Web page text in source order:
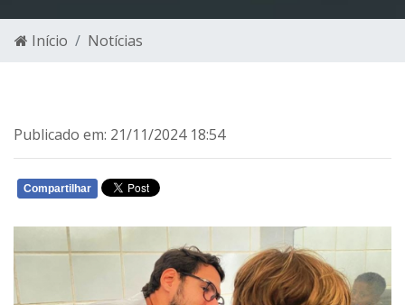
Início Notícias
Publicado em: 21/11/2024 18:54
Compartilhar